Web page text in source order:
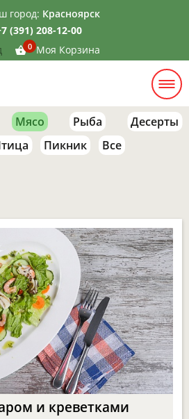
город: Красноярск
(391) 208-12-00
0 Моя Корзина
Мясо Рыба
Десерты
Пикник Все
и креветками